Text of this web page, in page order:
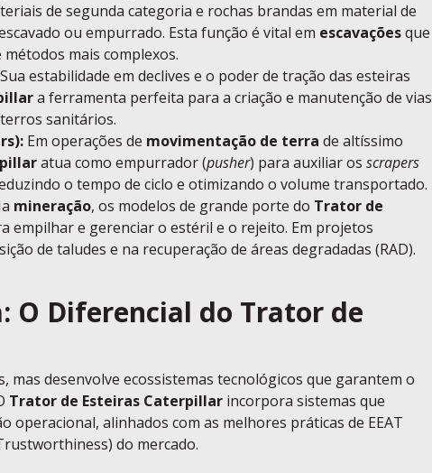
de segunda categoria e rochas brandas em material de
ou empurrado. Esta função é vital em escavaçõesque
mais complexos.
Sua estabilidade em declives e o poder de tração das esteiras
a ferramenta perfeita para a criação e manutenção de vias
sanitários.
Em operações de movimentação de terra de altíssimo
atua como empurrador (pusher) para auxiliar os scrapers
o tempo de ciclo e otimizando o volume transportado.
mineração, os modelos de grande porte do Trator de
empilhar e gerenciar o estéril e o rejeito. Em projetos
de taludes e na recuperação de áreas degradadas (RAD).
O Diferencial do Trator de
mas desenvolve ecossistemas tecnológicos que garantem o
Trator de Esteiras Caterpillar incorpora sistemas que
operacional, alinhados com as melhores práticas de EEAT
do mercado.